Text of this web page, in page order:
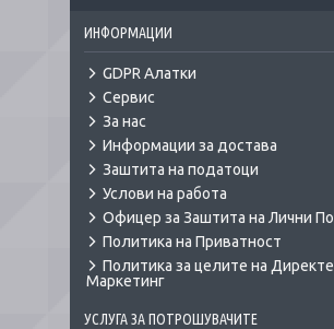
ИНФОРМАЦИИ
GDPR Алатки
Сервис
За нас
Информации за достава
Заштита на податоци
Услови на работа
Офицер за Заштита на Лични
Политика на Приватност
Политика за целите на
Маркетинг
УСЛУГА ЗА ПОТРОШУВАЧИТЕ